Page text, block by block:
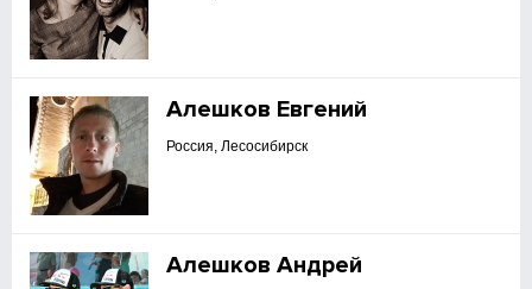
Алешков Евгений
Россия, Лесосибирск
Алешков Андрей